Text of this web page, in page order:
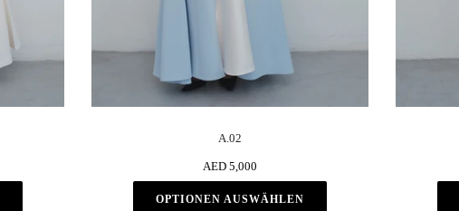
A.02
AED 5,000
OPTIONEN AUSWÄHLEN